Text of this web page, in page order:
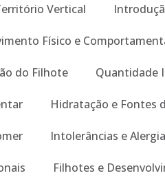
Vertical
Físico e
do Filhote Quantidade
Hidratação e Fontes
Intolerâncias e
Filhotes e